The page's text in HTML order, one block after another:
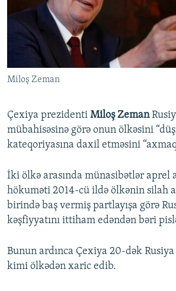
KARIKATURA
İSLAM VƏ DEMOKRATIYA
İZ - MƏDƏNIYYƏT PROQRAMI
PEŞƏ ETIKASI VƏ JURNALISTIKA
MATERIALLARIMIZDAN ISTIFADƏ
AZADLIQRADIOSU MOBIL TELEFONUNUZDA
BIZIMLƏ ƏLAQƏ
BIZI IZLƏ
RFE/RL-in bütün saytları
Miloş Zeman
Çexiya prezidenti Miloş Zeman
mübahisəsinə görə onun ölkəsini
kateqoriyasına daxil etməsini
İki ölkə arasında münasibətlər aprel
hökuməti 2014-cü ildə ölkənin silah
birində baş vermiş partlayışa görə
kəşfiyyatını ittiham edəndən bəri
Bunun ardınca Çexiya 20-dək Rusiya
kimi ölkədən xaric edib.